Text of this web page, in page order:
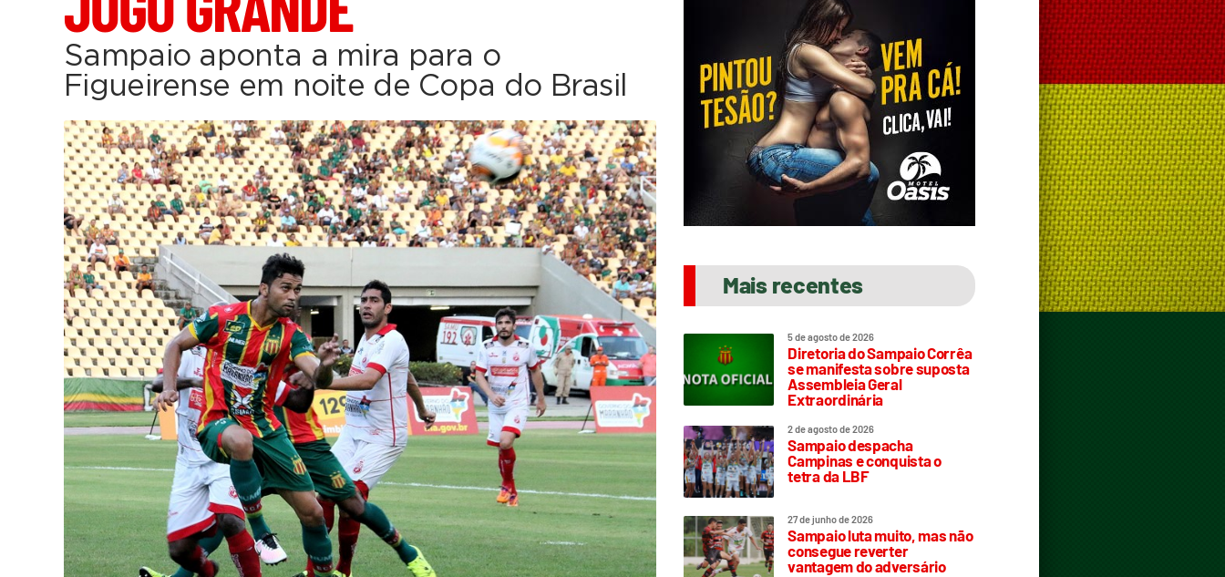
Sampaio aponta a mira para o
Figueirense em noite de Copa do Brasil
Mais recentes
5 de agosto de 2026
Diretoria do Sampaio Corrêa
se manifesta sobre suposta
Assembleia Geral
Extraordinária
2 de agosto de 2026
Sampaio despacha
Campinas e conquista o
tetra da LBF
27 de junho de 2026
Sampaio luta muito, mas não
consegue reverter
vantagem do adversário